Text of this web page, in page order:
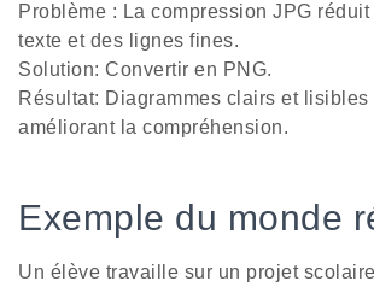
Problème : La compression JPG
texte et des lignes fines.
Solution: Convertir en PNG.
Résultat: Diagrammes clairs et
améliorant la compréhension.
Exemple du monde
Un élève travaille sur un projet